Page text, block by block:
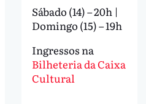
Sábado (14) – 20h |
Domingo (15) – 19h
Ingressos na
Bilheteria da Caixa
Cultural